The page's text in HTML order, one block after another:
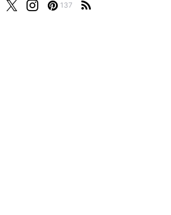
137